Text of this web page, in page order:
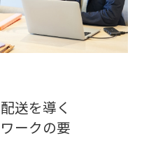
送を導く
ークの要